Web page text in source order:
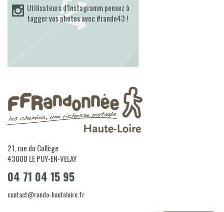
Utilisateurs d’Instagramm pensez à
tagger vos photos avec #rando43 !
21, rue du Collège
43000 LE PUY-EN-VELAY
04 71 04 15 95
contact@rando-hauteloire.fr